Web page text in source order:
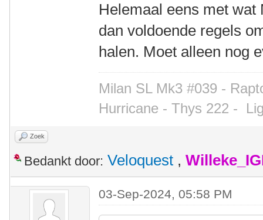
Helemaal eens met
dan voldoende regels
halen. Moet alleen nog
Milan SL Mk3 #039 -
Hurricane - Thys 222 -
Zoek
Bedankt door: Veloquest ,
03-Sep-2024, 05:58 PM